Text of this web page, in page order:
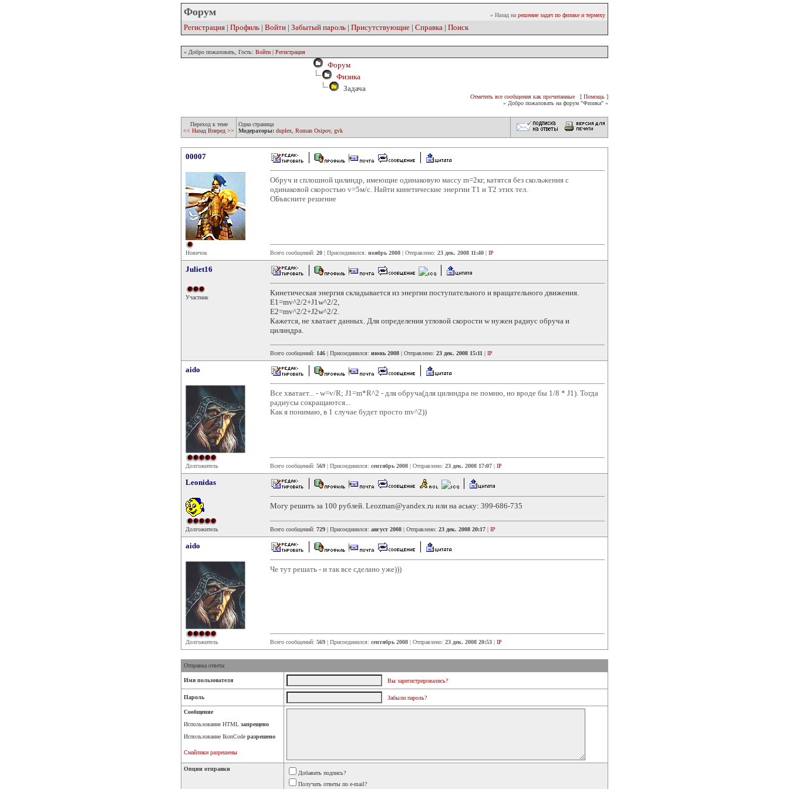
Форум » Назад на решение задач по физике и термеху
Регистрация | Профиль | Войти | Забытый пароль | Присутствующие | Справка | Поиск
» Добро пожаловать, Гость: Войти | Регистрация
Форум
Физика
Задача
Отметить все сообщения как прочитанные
[ Помощь ]
» Добро пожаловать на форум "Физика" «
Переход к теме
<< Назад Вперед >>
Одна страница
Модераторы: duplex Roman Osipov, gvk
00007
Новичок
Обруч и сплошной цилиндр, имеющие одинаковую массу m=2кг, катятся без скольжения с
одинаковой скоростью v=5м/с. Найти кинетические энергии T1 и T2 этих тел.
ОБъясните решение
Всего сообщений: 20 | Присоединился: ноябрь 2008 | Отправлено: 23 дек. 2008 11:40 | IP
Juliet16
Участник
Кинетическая энергия складывается из энергии поступательного и вращательного движения.
E1=mv^2/2+J1w^2/2,
E2=mv^2/2+J2w^2/2.
Кажется, не хватает данных. Для определения угловой скорости w нужен радиус обруча и
цилиндра.
Всего сообщений: 146 | Присоединился: июнь 2008 | Отправлено: 23 дек. 2008 15:11 | IP
aido
Долгожитель
Все хватает... - w=v/R; J1=m*R^2 - для обруча(для цилиндра не помню, но вроде бы 1/8 * J1). Тогда
радиусы сокращаются...
Как я понимаю, в 1 случае будет просто mv^2))
Всего сообщений: 569 | Присоединился: сентябрь 2008 | Отправлено: 23 дек. 2008 17:07 | IP
Leonidas
Долгожитель
Могу решить за 100 рублей. Leozman@yandex.ru или на аську: 399-686-735
Всего сообщений: 729 | Присоединился: август 2008 | Отправлено: 23 дек. 2008 20:17 | IP
aido
Долгожитель
Че тут решать - и так все сделано уже)))
Всего сообщений: 569 | Присоединился: сентябрь 2008 | Отправлено: 23 дек. 2008 20:53 | IP
Отправка ответа:
Имя пользователя Вы зарегистрировались?
Пароль Забыли пароль?
Сообщение
Использование HTML запрещено
Использование IkonCode разрешено
Смайлики разрешены
Опции отправки
Добавить подпись?
Получать ответы по e-mail?